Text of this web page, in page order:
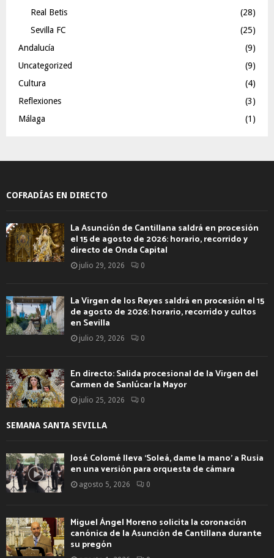
Real Betis
(28)
Sevilla FC
(25)
Andalucía
(9)
Uncategorized
(9)
Cultura
(4)
Reflexiones
(3)
Málaga
(1)
COFRADÍAS EN DIRECTO
La Asunción de Cantillana saldrá en procesión
el 15 de agosto de 2026: horario, recorrido y
directo de Onda Capital
julio 29, 2026 0
La Virgen de los Reyes saldrá en procesión el 15
de agosto de 2026: horario, recorrido y cultos
en Sevilla
julio 29, 2026 0
En directo: Salida procesional de la Virgen del
Carmen de Sanlúcar la Mayor
julio 25, 2026 0
SEMANA SANTA SEVILLA
José Colomé lleva ‘Soleá, dame la mano’ a Rusia
en una versión para orquesta de cámara
agosto 5, 2026 0
Miguel Ángel Moreno solicita la coronación
canónica de la Asunción de Cantillana durante
su pregón